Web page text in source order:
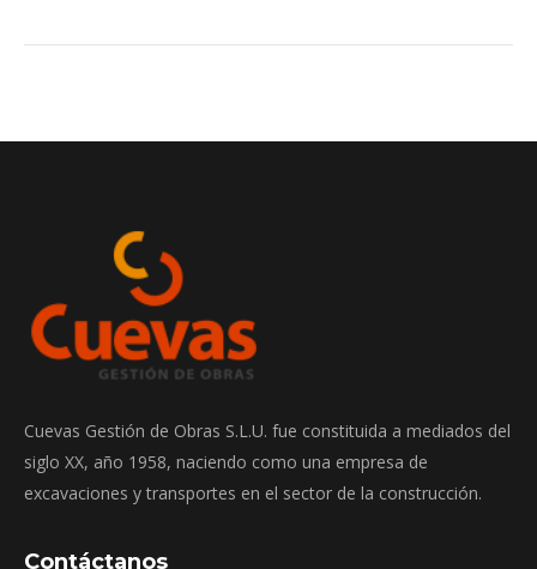
Cuevas Gestión de Obras S.L.U. fue constituida a mediados del
siglo XX, año 1958, naciendo como una empresa de
excavaciones y transportes en el sector de la construcción.
Contáctanos